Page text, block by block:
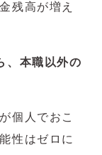
残高が増え
、本職以外の
個人でおこ
性はゼロに